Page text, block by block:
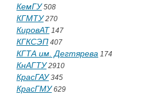
КемГУ508
КГМТУ270
КировАТ 147
КГКСЭП 407
КГТА им. Дегтярева 174
КнАГТУ2910
КрасГАУ345
КрасГМУ629